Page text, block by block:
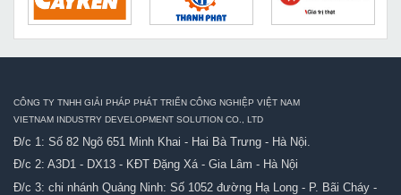
CÔNG TY TNHH GIẢI PHÁP PHÁT TRIỂN CÔNG NGHIỆP VIỆT NAM
VIETNAM INDUSTRY DEVELOPMENT SOLUTION CO., LTD
Đ/c 1: Số 82 Ngõ 651 Minh Khai - Hai Bà Trưng - Hà Nội.
Đ/c 2: A3D1 - DX13 - KĐT Đặng Xá - Gia Lâm - Hà Nội
Đ/c 3: chi nhánh Quảng Ninh: Số 1052 đường Hạ Long - P. Bãi Cháy -